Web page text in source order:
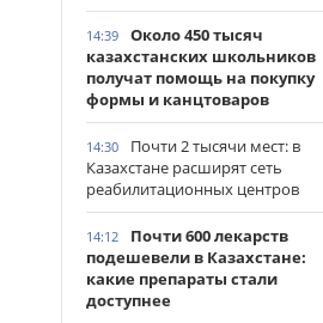
14:39
Около 450 тысяч
казахстанских школьников
получат помощь на покупку
формы и канцтоваров
14:30
Почти 2 тысячи мест: в
Казахстане расширят сеть
реабилитационных центров
14:12
Почти 600 лекарств
подешевели в Казахстане:
какие препараты стали
доступнее